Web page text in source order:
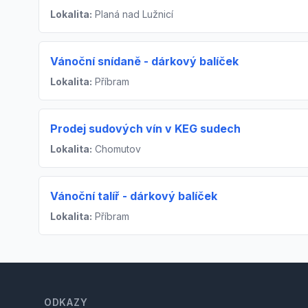
Lokalita: Planá nad Lužnicí
Vánoční snídaně - dárkový balíček
Lokalita: Příbram
Prodej sudových vín v KEG sudech
Lokalita: Chomutov
Vánoční talíř - dárkový balíček
Lokalita: Příbram
ODKAZY